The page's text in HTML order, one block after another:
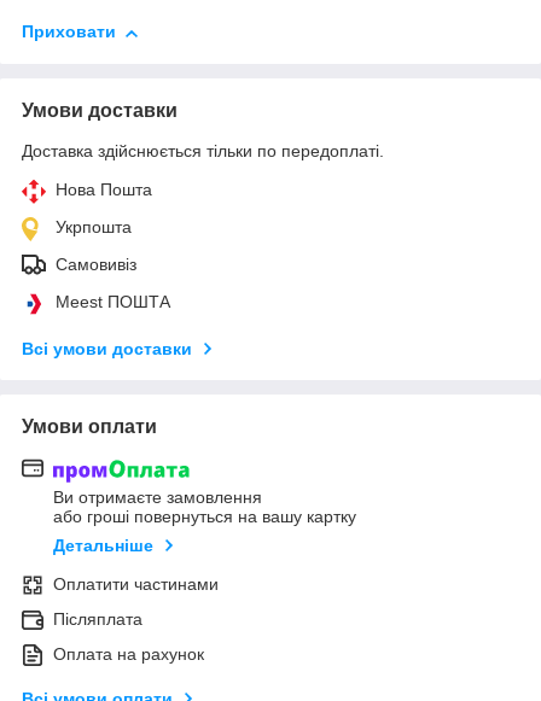
Приховати
Умови доставки
Доставка здійснюється тільки по передоплаті.
Нова Пошта
Укрпошта
Самовивіз
Meest ПОШТА
Всі умови доставки
Умови оплати
Ви отримаєте замовлення
або гроші повернуться на вашу картку
Детальніше
Оплатити частинами
Післяплата
Оплата на рахунок